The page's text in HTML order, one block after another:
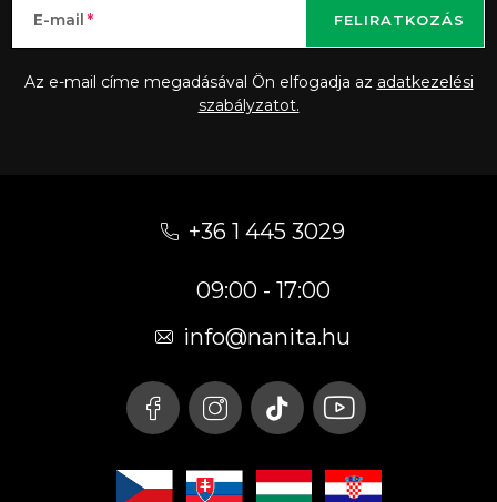
E-mail
Az e-mail címe megadásával Ön elfogadja az adatkezelési
szabályzatot.
FELIRATKOZÁS
+36 1 445 3029
09:00 - 17:00
info@nanita.hu